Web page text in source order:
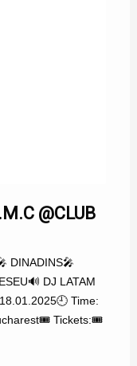
@CLUB
DINADINS🎤
DJ LATAM
Time:
Tickets:🎟️